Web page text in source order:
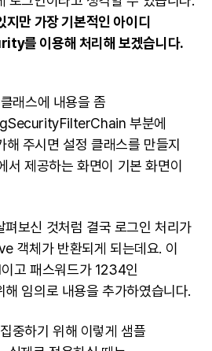
만 가장 기본적인 아이디
를 이용해 처리해 보겠습니다.
래스에 내용을 좀
부분에
주시면 설정 클래스를 만들지
제공하는 화면이 기본 화면이
보신 것처럼 결국 로그인 처리가
객체가 반환되게 되는데요. 이
고 패스워드가 1234인
임의로 내용을 추가하였습니다.
중하기 위해 이렇게 샘플